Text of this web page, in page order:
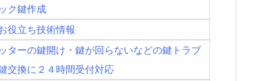
ク鍵作成
役立ち技術情報
ターの鍵開け・鍵が回らないなどの鍵トラブ
交換に２４時間受付対応